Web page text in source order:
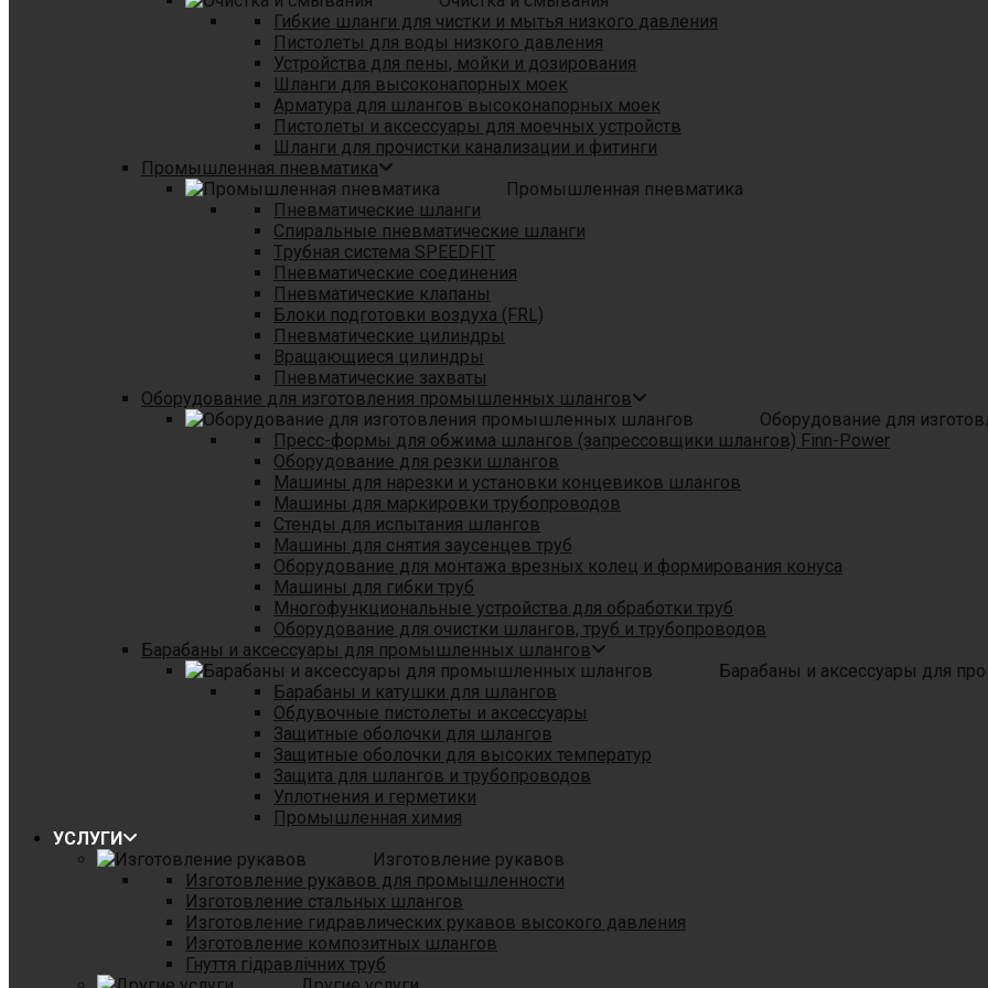
Гибкие шланги для чистки и мытья низкого давления
Пистолеты для воды низкого давления
Устройства для пены, мойки и дозирования
Шланги для высоконапорных моек
Арматура для шлангов высоконапорных моек
Пистолеты и аксессуары для моечных устройств
Шланги для прочистки канализации и фитинги
Промышленная пневматика
Промышленная пневматика
Пневматические шланги
Спиральные пневматические шланги
Tрубная система SPEEDFIT
Пневматические соединения
Пневматические клапаны
Блоки подготовки воздуха (FRL)
Пневматические цилиндры
Вращающиеся цилиндры
Пневматические захваты
Оборудование для изготовления промышленных шлангов
Оборудование для
Пресс-формы для обжима шлангов (запрессовщики шлангов) Finn-Power
Оборудование для резки шлангов
Машины для нарезки и установки концевиков шлангов
Машины для маркировки трубопроводов
Стенды для испытания шлангов
Машины для снятия заусенцев труб
Оборудование для монтажа врезных колец и формирования конуса
Машины для гибки труб
Многофункциональные устройства для обработки труб
Оборудование для очистки шлангов, труб и трубопроводов
Барабаны и аксессуары для промышленных шлангов
Барабаны и аксессуары для
Барабаны и катушки для шлангов
Обдувочные пистолеты и аксессуары
Защитные оболочки для шлангов
Защитные оболочки для высоких температур
Защита для шлангов и трубопроводов
Уплотнения и герметики
Промышленная химия
УСЛУГИ
Изготовление рукавов
Изготовление рукавов для промышленности
Изготовление стальных шлангов
Изготовление гидравлических рукавов высокого давления
Изготовление композитных шлангов
Гнуття гідравлічних труб